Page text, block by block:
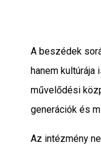
A beszédek
hanem
művelődési
generációk és
Az intézmény